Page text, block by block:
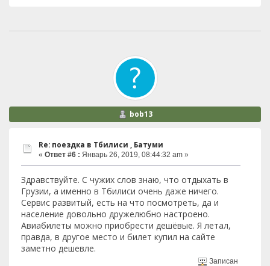
bob13
Re: поездка в Тбилиси , Батуми
« Ответ #6 : Январь 26, 2019, 08:44:32 am »
Здравствуйте. С чужих слов знаю, что отдыхать в
Грузии, а именно в Тбилиси очень даже ничего.
Сервис развитый, есть на что посмотреть, да и
население довольно дружелюбно настроено.
Авиабилеты можно приобрести дешёвые. Я летал,
правда, в другое место и билет купил на сайте
заметно дешевле.
Записан